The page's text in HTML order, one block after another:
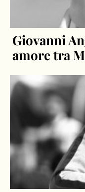
Giovanni
amore tra